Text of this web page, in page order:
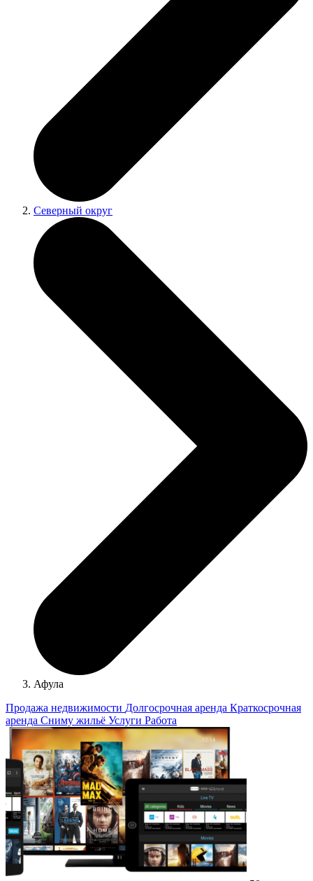
Северный округ
Афула
Продажа недвижимости Долгосрочная аренда Краткосрочная
аренда Сниму жильё Услуги Работа